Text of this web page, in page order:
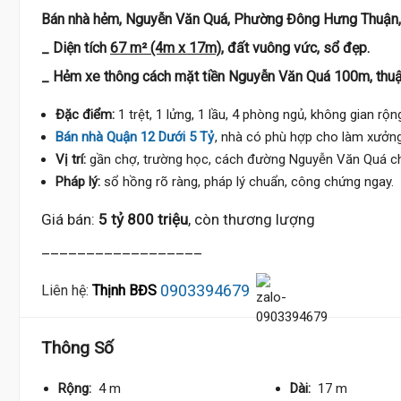
Bán nhà hẻm, Nguyễn Văn Quá, Phường Đông Hưng
_ Diện tích 67 m² (4m x 17m), đất vuông vức, sổ đẹp.
_ Hẻm xe thông cách mặt tiền Nguyễn Văn Quá 100m,
Đặc điểm: 1 trệt, 1 lửng, 1 lầu, 4 phòng ngủ, không gian
Bán nhà Quận 12 Dưới 5 Tỷ, nhà có phù hợp cho làm
Vị trí: gần chợ, trường học, cách đường Nguyễn Văn Quá
Pháp lý: sổ hồng rõ ràng, pháp lý chuẩn, công chứng ngay.
Giá bán: 5 tỷ 800 triệu, còn thương lượng
Liên hệ: Thịnh BĐS 0903394679
Thông Số
Rộng: 4 m Dài: 17 m